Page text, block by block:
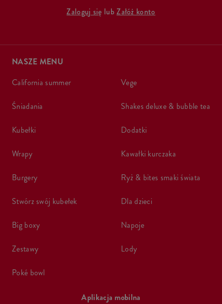
Zaloguj się lubZałóż konto
NASZE MENU
california summer
śniadania
kubełki
wrapy
burgery
stwórz swój kubełek
big boxy
zestawy
poké bowl
vege
shakes deluxe & bubble tea
dodatki
kawałki kurczaka
ryż & bites smaki świata
dla dzieci
napoje
lody
Aplikacja mobilna